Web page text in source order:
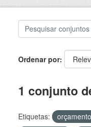
Ordenar por
1 conjunto
Etiquetas: orçamento